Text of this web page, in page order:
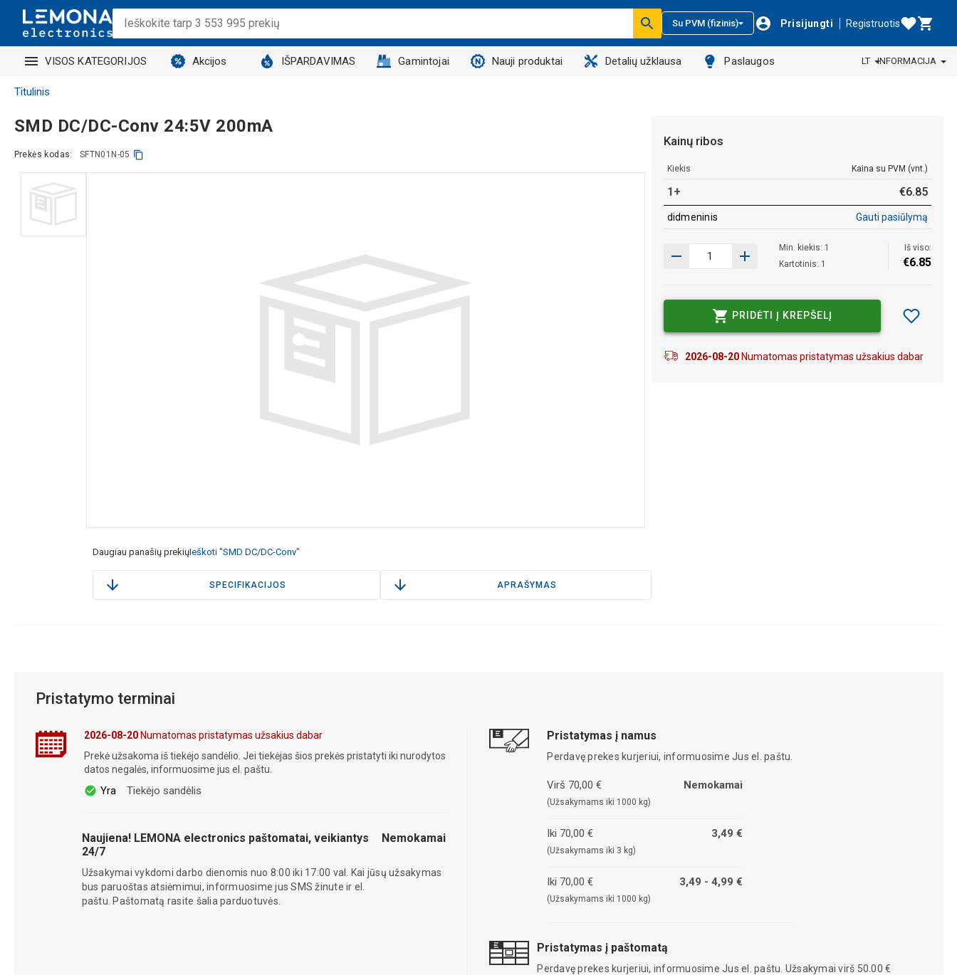
Su PVM (fizinis) Prisijungti Registruotis
VISOS KATEGORIJOS Akcijos IŠPARDAVIMAS Gamintojai Nauji produktai Detalių užklausa Paslaugos LT INFORMACIJA
Titulinis
SMD DC/DC-Conv 24:5V 200mA
Prekės kodas: SFTN01N-05
Daugiau panašių prekiųIeškoti "SMD DC/DC-Conv"
SPECIFIKACIJOS APRAŠYMAS
Kainų ribos
Kiekis Kaina su PVM (vnt.)
1+ €6.85
didmeninis Gauti pasiūlymą
Min. kiekis: 1
Kartotinis: 1
Iš viso:
€6.85
PRIDĖTI Į KREPŠELĮ
2026-08-20Numatomas pristatymas užsakius dabar
Pristatymo terminai
2026-08-20Numatomas pristatymas užsakius dabar
Prekė užsakoma iš tiekėjo sandėlio. Jei tiekėjas šios prekės pristatyti iki nurodytos
datos negalės, informuosime jus el. paštu.
Yra Tiekėjo sandėlis
Naujiena! LEMONA electronics paštomatai, veikiantys
24/7
Nemokamai
Užsakymai vykdomi darbo dienomis nuo 8:00 iki 17:00 val. Kai jūsų užsakymas
bus paruoštas atsiėmimui, informuosime jus SMS žinute ir el.
paštu. Paštomatą rasite šalia parduotuvės.
Pristatymas į namus
Perdavę prekes kurjeriui, informuosime Jus el. paštu.
Virš 70,00 €
(Užsakymams iki 1000 kg)
Nemokamai
Iki 70,00 €
(Užsakymams iki 3 kg)
3,49 €
Iki 70,00 €
(Užsakymams iki 1000 kg)
3,49 - 4,99 €
Pristatymas į paštomatą
Perdavę prekes kurjeriui, informuosime Jus el. paštu. Užsakymai virš 50.00 €